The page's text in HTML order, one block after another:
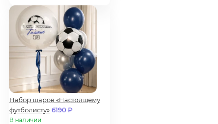
Набор шаров «Настоящему
футболисту» 6190₽
В наличии